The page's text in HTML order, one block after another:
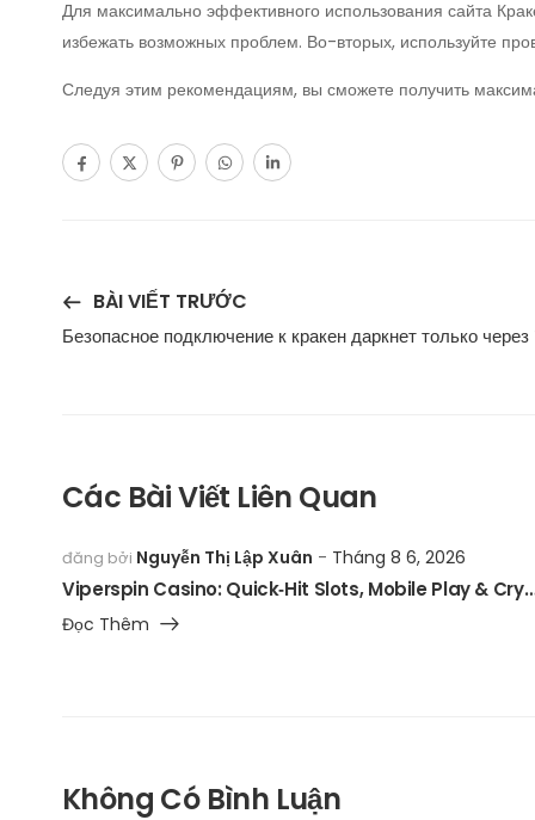
Для максимально эффективного использования сайта
избежать возможных проблем. Во-вторых, используйте
Следуя этим рекомендациям, вы сможете получить
BÀI VIẾT TRƯỚC
Безопасное подключение к кракен даркнет только
Các Bài Viết Liên Quan
đăng bởi Nguyễn Thị Lập Xuân Tháng 8 6, 2026
Viperspin Casino: Quick‑Hit Slots, Mobile Play &
Đọc Thêm
Không Có Bình Luận